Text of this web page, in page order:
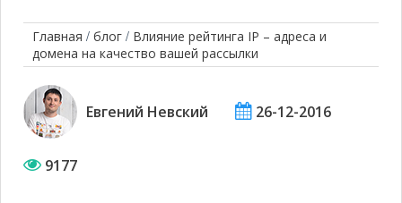
Главная / блог / Влияние рейтинга IP – адреса и
домена на качество вашей рассылки
Евгений Невский 26-12-2016
9177